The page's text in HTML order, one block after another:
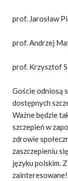
prof. Jarosław
prof. Andrzej
prof. Krzysztof
Goście odniosą
dostępnych
Ważne będzie
szczepień w
zdrowie
zaszczepieniu
języku polskim.
zainteresowane!